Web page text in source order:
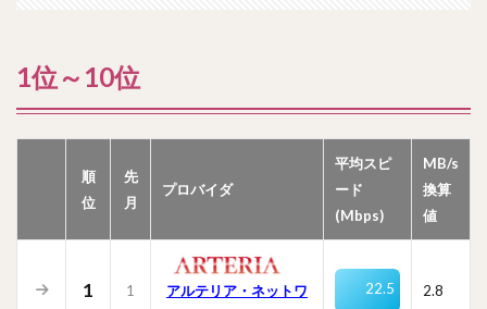
1位～10位
順
位
先
月
プロバイダ
平均スピ
ード
(Mbps)
MB/s
換算
値
1 1
アルテリア・ネットワ
22.5 2.8